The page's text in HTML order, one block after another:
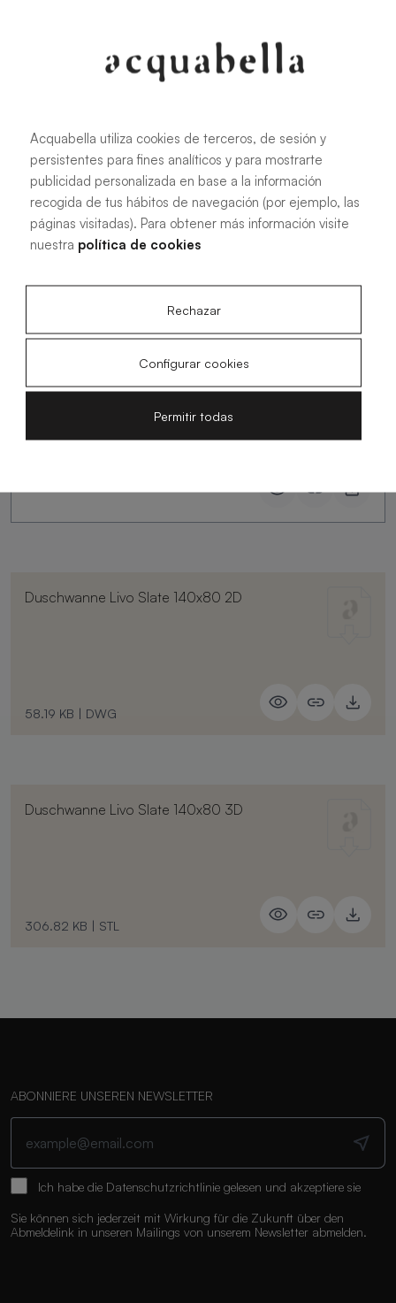
PDF
Installationshandbuch für Akron®
Duschwannen
4.15 MB|PDF
Technische Zeichnungen Livo
Duschwanne Livo Slate 140x80 2D
58.19 KB | DWG
Duschwanne Livo Slate 140x80 3D
306.82 KB | STL
ABONNIERE UNSEREN NEWSLETTER
Ich habe die Datenschutzrichtlinie gelesen und akzeptiere sie
Sie können sich jederzeit mit Wirkung für die Zukunft über den
Abmeldelink in unseren Mailings von unserem Newsletter abmelden.
Acquabella utiliza cookies de terceros, de sesión y
persistentes para fines analíticos y para mostrarte
publicidad personalizada en base a la información
recogida de tus hábitos de navegación (por ejemplo, las
páginas visitadas). Para obtener más información visite
nuestra política de cookies
Rechazar
Configurar cookies
Permitir todas